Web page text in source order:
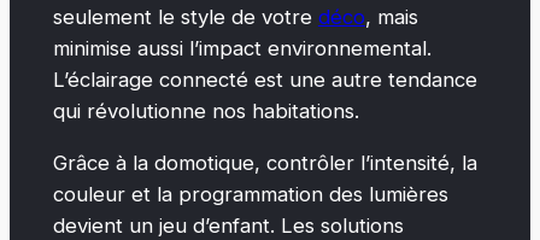
seulement le style de votre déco, mais
minimise aussi l’impact environnemental.
L’éclairage connecté est une autre tendance
qui révolutionne nos habitations.
Grâce à la domotique, contrôler l’intensité, la
couleur et la programmation des lumières
devient un jeu d’enfant. Les solutions